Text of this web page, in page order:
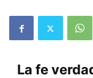
La fe